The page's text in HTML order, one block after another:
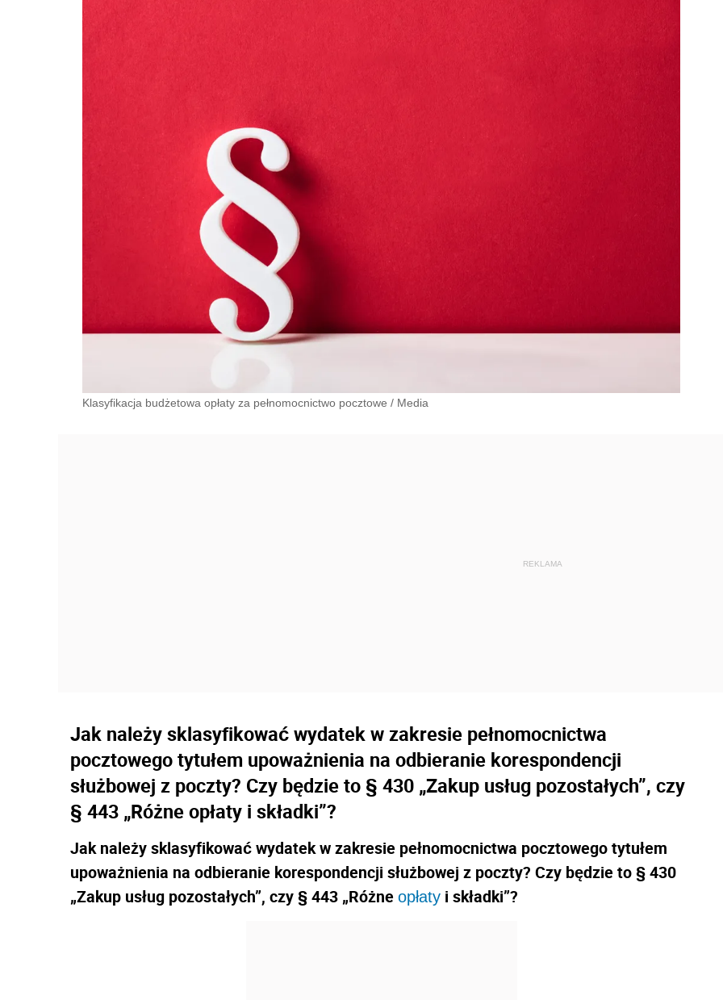
Klasyfikacja budżetowa opłaty za pełnomocnictwo pocztowe / Media
Jak należy sklasyfikować wydatek w zakresie pełnomocnictwa
pocztowego tytułem upoważnienia na odbieranie korespondencji
służbowej z poczty? Czy będzie to § 430 „Zakup usług pozostałych”, czy
§ 443 „Różne opłaty i składki”?
Jak należy sklasyfikować wydatek w zakresie pełnomocnictwa pocztowego tytułem
upoważnienia na odbieranie korespondencji służbowej z poczty? Czy będzie to § 430
„Zakup usług pozostałych”, czy § 443 „Różne opłaty i składki”?